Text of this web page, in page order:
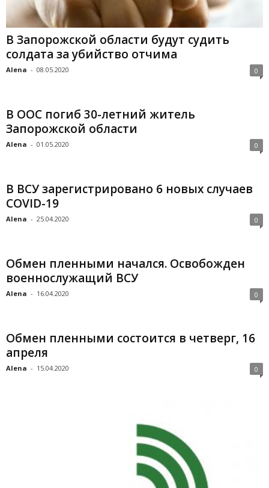
В Запорожской области будут судить
солдата за убийство отчима
Alena - 08.05.2020 0
В ООС погиб 30-летний житель
Запорожской области
Alena - 01.05.2020 0
В ВСУ зарегистрировано 6 новых случаев
СOVID-19
Alena - 25.04.2020 0
Обмен пленными начался. Освобожден
военнослужащий ВСУ
Alena - 16.04.2020 0
Обмен пленными состоится в четверг, 16
апреля
Alena - 15.04.2020 0